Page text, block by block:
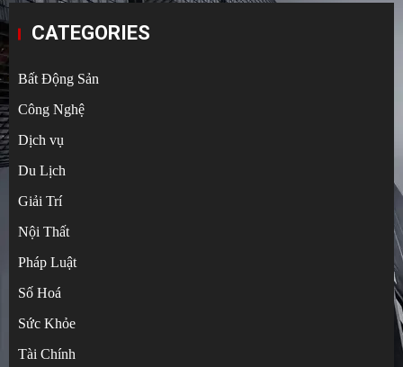
CATEGORIES
Bất Động Sản
Công Nghệ
Dịch vụ
Du Lịch
Giải Trí
Nội Thất
Pháp Luật
Số Hoá
Sức Khỏe
Tài Chính